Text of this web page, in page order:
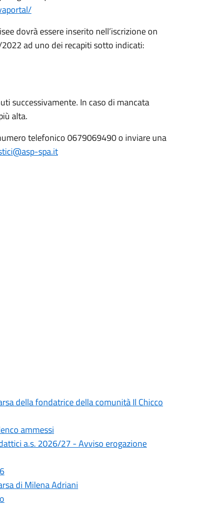
dovrà essere inserito nell’iscrizione on
ad uno dei recapiti sotto indicati:
successivamente. In caso di mancata
alta.
telefonico 0679069490 o inviare una
spa.it
della fondatrice della comunità Il Chicco
ammessi
a.s. 2026/27 - Avviso erogazione
di Milena Adriani